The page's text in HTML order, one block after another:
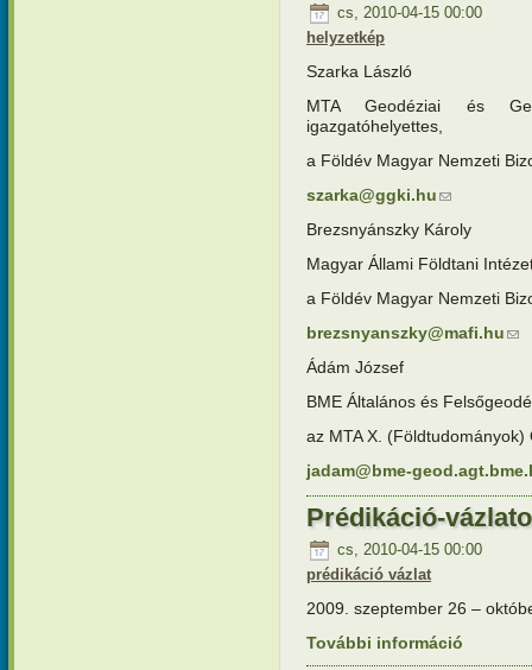
cs, 2010-04-15 00:00
helyzetkép
Szarka László
MTA Geodéziai és
igazgatóhelyettes,
a Földév Magyar Nemzeti
szarka@ggki.hu (link sends e-
Brezsnyánszky Károly
Magyar Állami Földtani
a Földév Magyar Nemzeti
brezsnyanszky@mafi.hu
Ádám József
BME Általános és
az MTA X. (Földtudományok)
jadam@bme-
Prédikáció-
cs, 2010-04-15 00:00
prédikáció vázlat
2009. szeptember 26 –
További információ